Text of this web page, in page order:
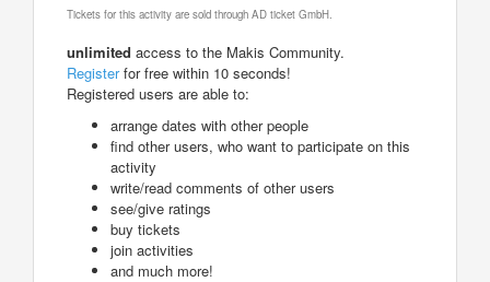
Tickets for this activity are sold through AD ticket GmbH.
unlimited access to the Makis Community.
Registerfor free within 10 seconds!
Registered users are able to:
arrange dates with other people
find other users, who want to participate on this
activity
write/read comments of other users
see/give ratings
buy tickets
join activities
and much more!